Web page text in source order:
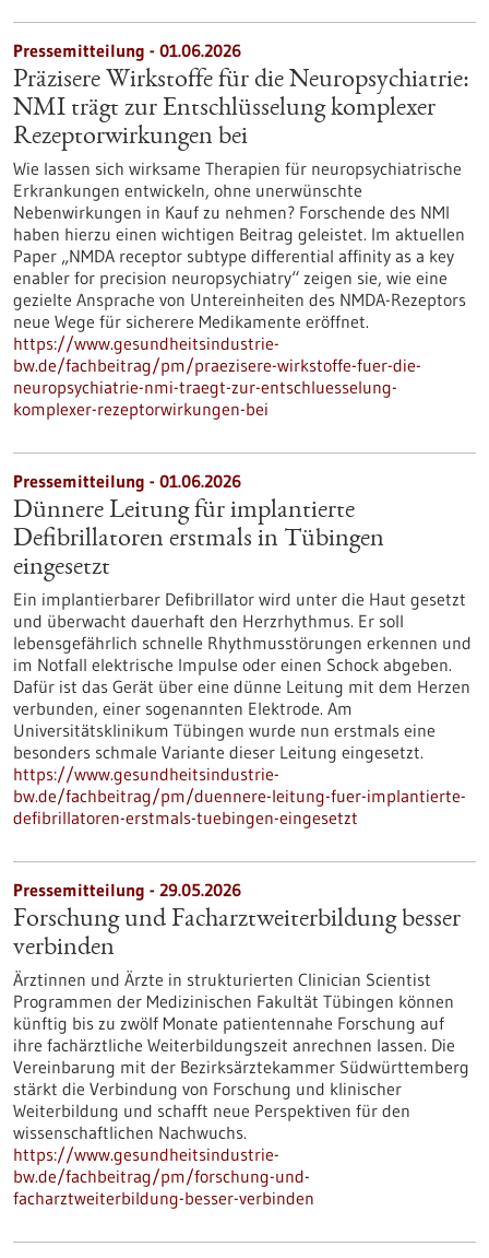
Pressemitteilung - 01.06.2026
Präzisere Wirkstoffe für die Neuropsychiatrie:
NMI trägt zur Entschlüsselung komplexer
Rezeptorwirkungen bei
Wie lassen sich wirksame Therapien für neuropsychiatrische
Erkrankungen entwickeln, ohne unerwünschte
Nebenwirkungen in Kauf zu nehmen? Forschende des NMI
haben hierzu einen wichtigen Beitrag geleistet. Im aktuellen
Paper „NMDA receptor subtype differential affinity as a key
enabler for precision neuropsychiatry“ zeigen sie, wie eine
gezielte Ansprache von Untereinheiten des NMDA-Rezeptors
neue Wege für sicherere Medikamente eröffnet.
https://www.gesundheitsindustrie-
bw.de/fachbeitrag/pm/praezisere-wirkstoffe-fuer-die-
neuropsychiatrie-nmi-traegt-zur-entschluesselung-
komplexer-rezeptorwirkungen-bei
Pressemitteilung - 01.06.2026
Dünnere Leitung für implantierte
Defibrillatoren erstmals in Tübingen
eingesetzt
Ein implantierbarer Defibrillator wird unter die Haut gesetzt
und überwacht dauerhaft den Herzrhythmus. Er soll
lebensgefährlich schnelle Rhythmusstörungen erkennen und
im Notfall elektrische Impulse oder einen Schock abgeben.
Dafür ist das Gerät über eine dünne Leitung mit dem Herzen
verbunden, einer sogenannten Elektrode. Am
Universitätsklinikum Tübingen wurde nun erstmals eine
besonders schmale Variante dieser Leitung eingesetzt.
https://www.gesundheitsindustrie-
bw.de/fachbeitrag/pm/duennere-leitung-fuer-implantierte-
defibrillatoren-erstmals-tuebingen-eingesetzt
Pressemitteilung - 29.05.2026
Forschung und Facharztweiterbildung besser
verbinden
Ärztinnen und Ärzte in strukturierten Clinician Scientist
Programmen der Medizinischen Fakultät Tübingen können
künftig bis zu zwölf Monate patientennahe Forschung auf
ihre fachärztliche Weiterbildungszeit anrechnen lassen. Die
Vereinbarung mit der Bezirksärztekammer Südwürttemberg
stärkt die Verbindung von Forschung und klinischer
Weiterbildung und schafft neue Perspektiven für den
wissenschaftlichen Nachwuchs.
https://www.gesundheitsindustrie-
bw.de/fachbeitrag/pm/forschung-und-
facharztweiterbildung-besser-verbinden